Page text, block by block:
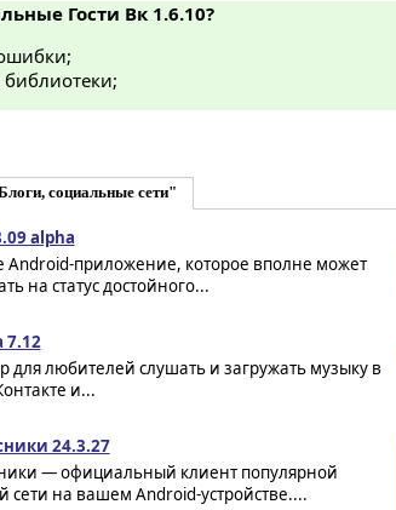
Гости Вк 1.6.10?
социальные сети"
alpha
Android-приложение, которое вполне может
на статус достойного...
7.12
для любителей слушать и загружать музыку в
и...
24.3.27
— официальный клиент популярной
сети на вашем Android-устройстве....